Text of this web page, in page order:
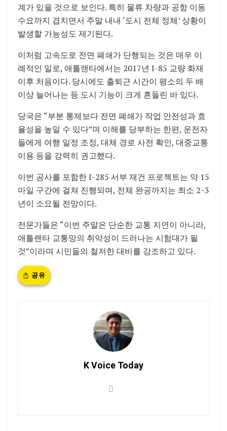
계가 있을 것으로 보인다. 특히 물류 차량과 공항 이동
수요까지 겹치면서 주말 내내 ‘도시 전체 정체’ 상황이
발생할 가능성도 제기된다.
이처럼 고속도로 전면 폐쇄가 단행되는 것은 매우 이
례적인 일로, 애틀랜타에서는 2017년 I-85 교량 화재
이후 처음이다. 당시에도 출퇴근 시간이 평소의 두 배
이상 늘어나는 등 도시 기능이 크게 흔들린 바 있다.
당국은 “부분 통제보다 전면 폐쇄가 작업 안전성과 효
율성을 높일 수 있다”며 이해를 당부하는 한편, 운전자
들에게 여행 일정 조정, 대체 경로 사전 확인, 대중교통
이용 등을 강력히 권고했다.
이번 공사를 포함한 I-285 서부 재건 프로젝트는 약 15
마일 구간에 걸쳐 진행되며, 전체 완공까지는 최소 2~3
년이 소요될 전망이다.
전문가들은 “이번 주말은 단순한 교통 지연이 아니라,
애틀랜타 교통망의 취약성이 드러나는 시험대가 될
것”이라며 시민들의 철저한 대비를 강조하고 있다.
공유
K Voice Today